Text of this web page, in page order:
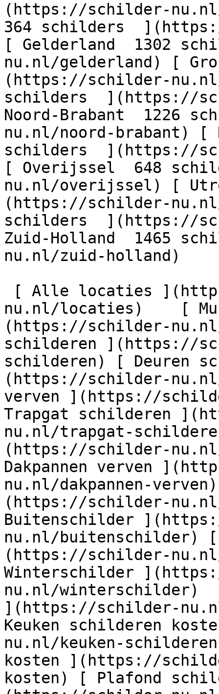
(https://schilder-
364 schilders
[ Gelderland  1302
nu.nl/gelderland) [
(https://schilder-
schilders  ](https://
Noord-Brabant  1226
nu.nl/noord-brabant) [
schilders  ](https://
[ Overijssel  648
nu.nl/overijssel) [
(https://schilder-
schilders  ](https://
Zuid-Holland  1465
nu.nl/zuid-holland)
nu.nl/locaties)    [
(https://schilder-
schilderen ](https://
schilderen) [ Deuren
(https://schilder-
verven ](https://
Trapgat schilderen
nu.nl/trapgat-
(https://schilder-
Dakpannen verven
nu.nl/dakpannen-
(https://schilder-
Buitenschilder
nu.nl/buitenschilder)
(https://schilder-
Winterschilder
nu.nl/winterschilder)
](https://schilder-
Keuken schilderen
nu.nl/keuken-
kosten ](https://
kosten) [ Plafond